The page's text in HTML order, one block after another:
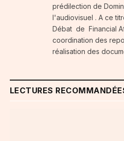
prédilection de
l'audiovisuel . A ce
Débat de Financial
coordination des
réalisation des
LECTURES